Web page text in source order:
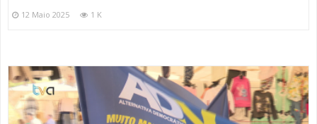
12 Maio 2025 1 K